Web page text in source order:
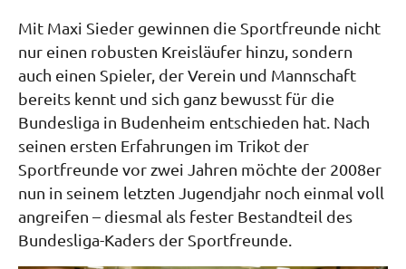
Mit Maxi Sieder gewinnen die Sportfreunde nicht
nur einen robusten Kreisläufer hinzu, sondern
auch einen Spieler, der Verein und Mannschaft
bereits kennt und sich ganz bewusst für die
Bundesliga in Budenheim entschieden hat. Nach
seinen ersten Erfahrungen im Trikot der
Sportfreunde vor zwei Jahren möchte der 2008er
nun in seinem letzten Jugendjahr noch einmal voll
angreifen – diesmal als fester Bestandteil des
Bundesliga-Kaders der Sportfreunde.